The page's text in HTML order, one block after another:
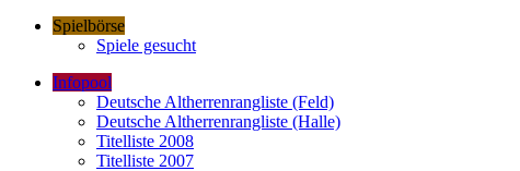
Spielbörse
Spiele gesucht
Infopool
Deutsche Altherrenrangliste (Feld)
Deutsche Altherrenrangliste (Halle)
Titelliste 2008
Titelliste 2007